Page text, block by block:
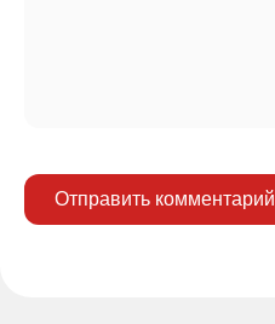
Отправить комментарий